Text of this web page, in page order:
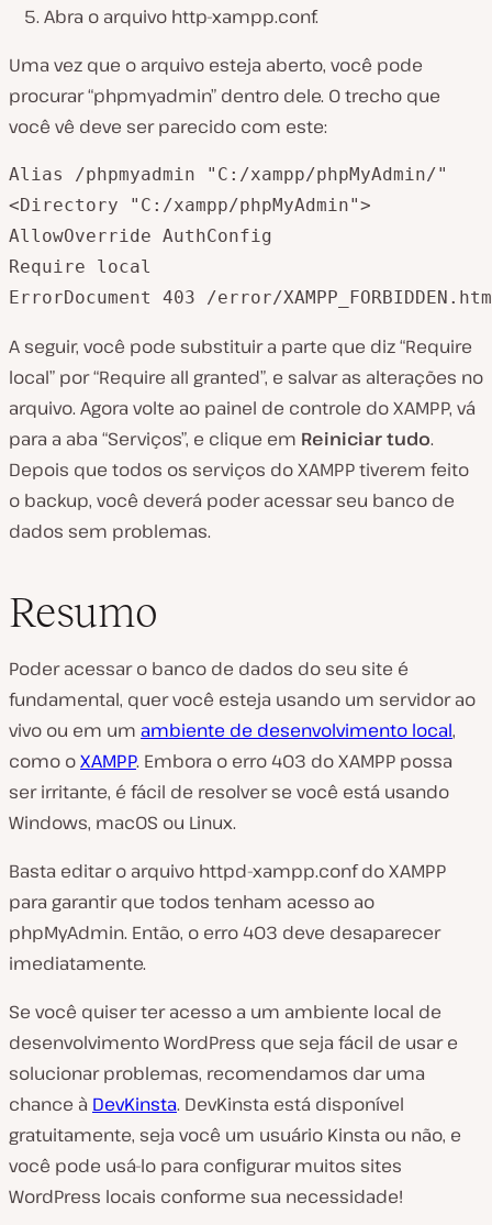
Abra o arquivo http-xampp.conf.
Uma vez que o arquivo esteja aberto, você pode
procurar “phpmyadmin” dentro dele. O trecho que
você vê deve ser parecido com este:
Alias /phpmyadmin "C:/xampp/phpMyAdmin/"
<Directory "C:/xampp/phpMyAdmin">
AllowOverride AuthConfig
Require local
A seguir, você pode substituir a parte que diz “Require
local” por “Require all granted”, e salvar as alterações no
arquivo. Agora volte ao painel de controle do XAMPP, vá
para a aba “Serviços”, e clique em Reiniciar tudo.
Depois que todos os serviços do XAMPP tiverem feito
o backup, você deverá poder acessar seu banco de
dados sem problemas.
Resumo
Poder acessar o banco de dados do seu site é
fundamental, quer você esteja usando um servidor ao
vivo ou em um ambiente de desenvolvimento local,
como oXAMPP. Embora o erro 403 do XAMPP possa
ser irritante, é fácil de resolver se você está usando
Windows, macOS ou Linux.
Basta editar o arquivo httpd-xampp.confdo XAMPP
para garantir que todos tenham acesso ao
phpMyAdmin. Então, o erro 403 deve desaparecer
imediatamente.
Se você quiser ter acesso a um ambiente local de
desenvolvimento WordPress que seja fácil de usar e
solucionar problemas, recomendamos dar uma
chance à DevKinsta. DevKinsta está disponível
gratuitamente, seja você um usuário Kinsta ou não, e
você pode usá-lo para configurar muitos sites
WordPress locais conforme sua necessidade!